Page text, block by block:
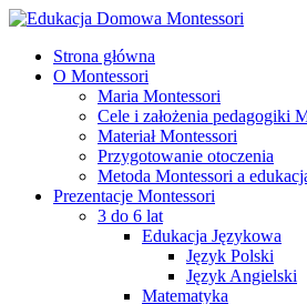
Strona główna
O Montessori
Maria Montessori
Cele i założenia pedagogiki
Materiał Montessori
Przygotowanie otoczenia
Metoda Montessori a
Prezentacje Montessori
3 do 6 lat
Edukacja Językowa
Język Polski
Język Angielski
Matematyka